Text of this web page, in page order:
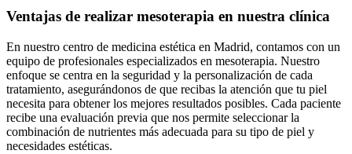
Ventajas de realizar mesoterapia en nuestra clínica
En nuestro centro de medicina estética en Madrid, contamos con un
equipo de profesionales especializados en mesoterapia. Nuestro
enfoque se centra en la seguridad y la personalización de cada
tratamiento, asegurándonos de que recibas la atención que tu piel
necesita para obtener los mejores resultados posibles. Cada paciente
recibe una evaluación previa que nos permite seleccionar la
combinación de nutrientes más adecuada para su tipo de piel y
necesidades estéticas.